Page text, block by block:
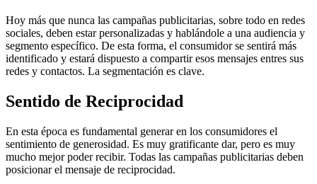
Hoy más que nunca las campañas publicitarias, sobre todo en redes
sociales, deben estar personalizadas y hablándole a una audiencia y
segmento específico. De esta forma, el consumidor se sentirá más
identificado y estará dispuesto a compartir esos mensajes entres sus
redes y contactos. La segmentación es clave.
Sentido de Reciprocidad
En esta época es fundamental generar en los consumidores el
sentimiento de generosidad. Es muy gratificante dar, pero es muy
mucho mejor poder recibir. Todas las campañas publicitarias deben
posicionar el mensaje de reciprocidad.